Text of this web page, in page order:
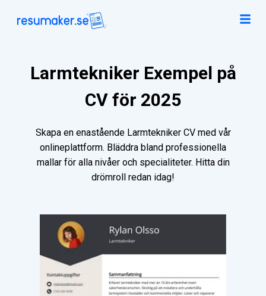
Larmtekniker Exempel på
CV för 2025
Skapa en enastående Larmtekniker CV med vår
onlineplattform. Bläddra bland professionella
mallar för alla nivåer och specialiteter. Hitta din
drömroll redan idag!